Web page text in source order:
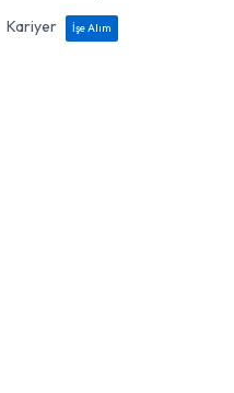
Kariyer
İşe Alım